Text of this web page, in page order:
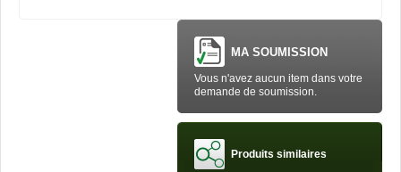
MA SOUMISSION
Vous n'avez aucun item dans votre
demande de soumission.
Produits similaires